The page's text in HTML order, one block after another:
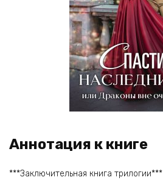
Аннотация к книге
***Заключительная книга трилогии***